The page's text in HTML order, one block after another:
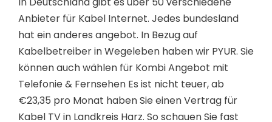
Anbieter für Kabel Internet. Jedes bundesland
hat ein anderes angebot. In Bezug auf
Kabelbetreiber in Wegeleben haben wir PYUR. Sie
können auch wählen für Kombi Angebot mit
Telefonie & Fernsehen Es ist nicht teuer, ab
€23,35 pro Monat haben Sie einen Vertrag für
Kabel TV in Landkreis Harz. So schauen Sie fast